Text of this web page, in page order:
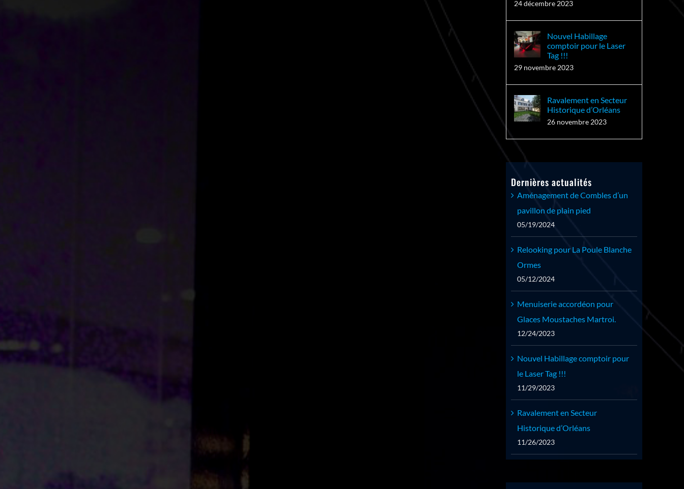
24 décembre 2023
Nouvel Habillage
comptoir pour le Laser
Tag !!!
29 novembre 2023
Ravalement en Secteur
Historique d’Orléans
26 novembre 2023
Dernières actualités
Aménagement de Combles d’un
pavillon de plain pied
05/19/2024
Relooking pour La Poule Blanche
Ormes
05/12/2024
Menuiserie accordéon pour
Glaces Moustaches Martroi.
12/24/2023
Nouvel Habillage comptoir pour
le Laser Tag !!!
11/29/2023
Ravalement en Secteur
Historique d’Orléans
11/26/2023